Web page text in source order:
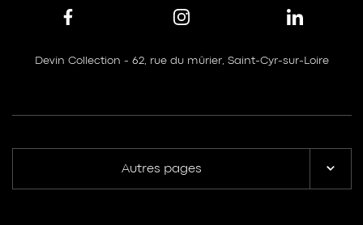
Devin Collection - 62, rue du mûrier, Saint-Cyr-sur-Loire
Autres pages